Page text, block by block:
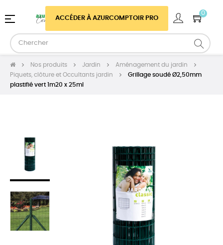
ACCÉDER À AZURCOMPTOIR PRO
0
Basculer
navigation
☰
Nos produits Jardin
Aménagement du jardin
Piquets, clôture et Occultants jardin
Grillage soudé Ø2,50mm
plastifié vert 1m20 x 25ml